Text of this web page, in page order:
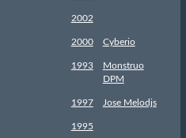
2002
2000 Cyberio
1993
Monstruo
DPM
1997 Jose Melodjs
1995